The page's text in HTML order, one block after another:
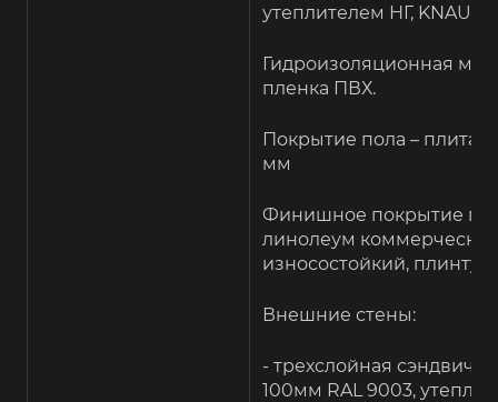
утеплителем НГ, KNAUFF.
Гидроизоляционная
пленка ПВХ.
Покрытие пола – плита
мм
Финишное покрытие
линолеум
износостойкий, плинтус
Внешние стены:
- трехслойная сэндвич-
100мм RAL 9003,